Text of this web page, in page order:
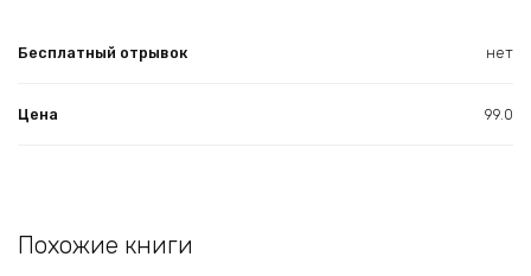
Бесплатный отрывок нет
Цена 99.0
Похожие книги